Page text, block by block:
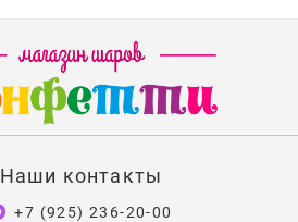
Наши контакты
+7 (925) 236-20-00